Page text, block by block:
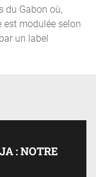
du Gabon où,
modulée selon
un label
: NOTRE